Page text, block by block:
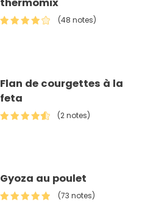
thermomix
(48 notes)
Flan de courgettes à la
feta
(2 notes)
Gyoza au poulet
(73 notes)